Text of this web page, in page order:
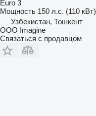
Euro 3
Мощность 150 л.с. (110 кВт)
Узбекистан, Тошкент
OOO Imagine
Связаться с продавцом